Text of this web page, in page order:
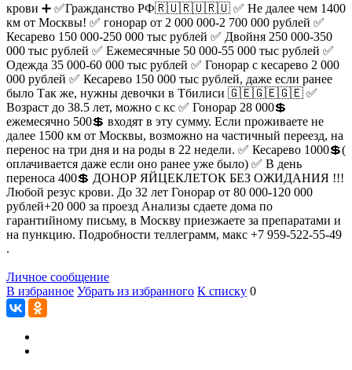
крови ➕ ✅Гражданство РФ🇷🇺🇷🇺🇷🇺 ✅ Не далее чем 1400
км от Москвы! ✅ гонорар от 2 000 000-2 700 000 рублей ✅
Кесарево 150 000-250 000 тыс рублей ✅ Двойня 250 000-350
000 тыс рублей ✅ Ежемесячные 50 000-55 000 тыс рублей ✅
Одежда 35 000-60 000 тыс рублей ✅ Гонорар с кесарево 2 000
000 рублей ✅ Кесарево 150 000 тыс рублей, даже если ранее
было Так же, нужны девочки в Тбилиси 🇬🇪🇬🇪🇬🇪 ✅
Возраст до 38.5 лет, можно с кс ✅ Гонорар 28 000💲
ежемесячно 500💲 входят в эту сумму. Если проживаете не
далее 1500 км от Москвы, возможно на частичный переезд, на
перенос на три дня и на роды в 22 недели. ✅ Кесарево 1000💲(
оплачивается даже если оно ранее уже было) ✅ В день
переноса 400💲 ДОНОР ЯЙЦЕКЛЕТОК БЕЗ ОЖИДАНИЯ !!!
Любой резус крови. До 32 лет Гонорар от 80 000-120 000
рублей+20 000 за проезд Анализы сдаете дома по
гарантийному письму, в Москву приезжаете за препаратами и
на пункцию. Подробности теллеграмм, макс +7 959-522-55-49
.
Личное сообщение
В избранное Убрать из избранного К списку 0